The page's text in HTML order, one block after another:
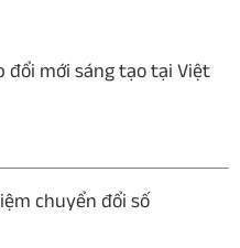
đổi mới sáng tạo tại Việt
chuyển đổi số